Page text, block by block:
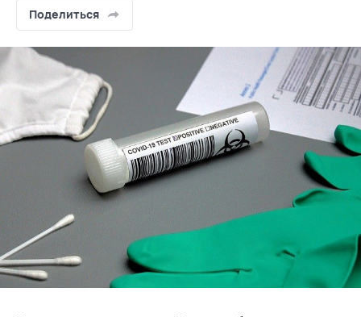
Поделиться